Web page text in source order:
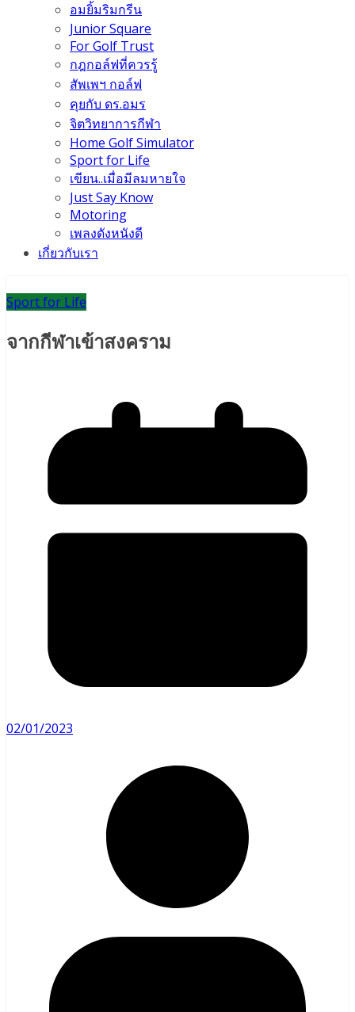
อมยิ้มริมกรีน
Junior Square
For Golf Trust
กฎกอล์ฟที่ควรรู้
สัพเพฯ กอล์ฟ
คุยกับ ดร.อมร
จิตวิทยาการกีฬา
Home Golf Simulator
Sport for Life
เขียน..เมื่อมีลมหายใจ
Just Say Know
Motoring
เพลงดังหนังดี
เกี่ยวกับเรา
Sport for Life
จากกีฬาเข้าสงคราม
02/01/2023